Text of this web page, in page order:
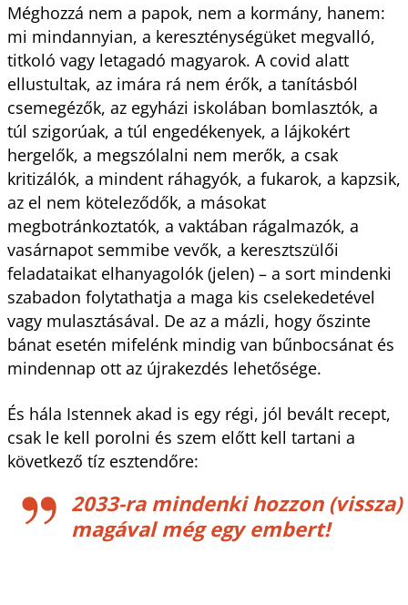
Méghozzá nem a papok, nem a kormány, hanem:
mi mindannyian, a kereszténységüket megvalló,
titkoló vagy letagadó magyarok. A covid alatt
ellustultak, az imára rá nem érők, a tanításból
csemegézők, az egyházi iskolában bomlasztók, a
túl szigorúak, a túl engedékenyek, a lájkokért
hergelők, a megszólalni nem merők, a csak
kritizálók, a mindent ráhagyók, a fukarok, a kapzsik,
az el nem köteleződők, a másokat
megbotránkoztatók, a vaktában rágalmazók, a
vasárnapot semmibe vevők, a keresztszülői
feladataikat elhanyagolók (jelen) – a sort mindenki
szabadon folytathatja a maga kis cselekedetével
vagy mulasztásával. De az a mázli, hogy őszinte
bánat esetén mifelénk mindig van bűnbocsánat és
mindennap ott az újrakezdés lehetősége.
És hála Istennek akad is egy régi, jól bevált recept,
csak le kell porolni és szem előtt kell tartani a
következő tíz esztendőre:
2033-ra mindenki hozzon (vissza)
magával még egy embert!